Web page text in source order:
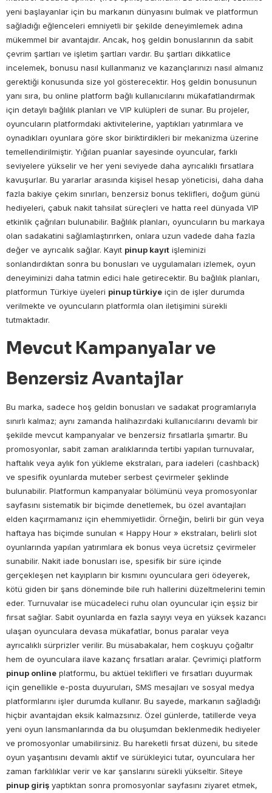
yeni başlayanlar için bu markanın dünyasını bulmak ve platformun
sağladığı eğlenceleri emniyetli bir şekilde deneyimlemek adına
mükemmel bir avantajdır. Ancak, hoş geldin bonuslarının da sabit
çevrim şartları ve işletim şartları vardır. Bu şartları dikkatlice
incelemek, bonusu nasıl kullanmanız ve kazançlarınızı nasıl almanız
gerektiği konusunda size yol gösterecektir. Hoş geldin bonusunun
yanı sıra, bu online platform bağlı kullanıcılarını mükafatlandırmak
için detaylı bağlılık planları ve VIP kulüpleri de sunar. Bu projeler,
oyuncuların platformdaki aktivitelerine, yaptıkları yatırımlara ve
oynadıkları oyunlara göre skor biriktirdikleri bir mekanizma üzerine
temellendirilmiştir. Yığılan puanlar sayesinde oyuncular, farklı
seviyelere yükselir ve her yeni seviyede daha ayrıcalıklı fırsatlara
kavuşurlar. Bu yararlar arasında kişisel hesap yöneticisi, daha daha
fazla bakiye çekim sınırları, benzersiz bonus teklifleri, doğum günü
hediyeleri, çabuk nakit tahsilat süreçleri ve hatta reel dünyada VIP
etkinlik çağrıları bulunabilir. Bağlılık planları, oyuncuların bu markaya
olan sadakatini sağlamlaştırırken, onlara uzun vadede daha fazla
değer ve ayrıcalık sağlar. Kayıt pinup kayıt işleminizi
sonlandırdıktan sonra bu bonusları ve uygulamaları izlemek, oyun
deneyiminizi daha tatmin edici hale getirecektir. Bu bağlılık planları,
platformun Türkiye üyeleri pinup türkiye için de işler durumda
verilmekte ve oyuncuların platformla olan iletişimini sürekli
tutmaktadır.
Mevcut Kampanyalar ve
Benzersiz Avantajlar
Bu marka, sadece hoş geldin bonusları ve sadakat programlarıyla
sınırlı kalmaz; aynı zamanda halihazırdaki kullanıcılarını devamlı bir
şekilde mevcut kampanyalar ve benzersiz fırsatlarla şımartır. Bu
promosyonlar, sabit zaman aralıklarında tertibi yapılan turnuvalar,
haftalık veya aylık fon yükleme ekstraları, para iadeleri (cashback)
ve spesifik oyunlarda muteber serbest çevirmeler şeklinde
bulunabilir. Platformun kampanyalar bölümünü veya promosyonlar
sayfasını sistematik bir biçimde denetlemek, bu özel avantajları
elden kaçırmamanız için ehemmiyetlidir. Örneğin, belirli bir gün veya
haftaya has biçimde sunulan « Happy Hour » ekstraları, belirli slot
oyunlarında yapılan yatırımlara ek bonus veya ücretsiz çevirmeler
sunabilir. Nakit iade bonusları ise, spesifik bir süre içinde
gerçekleşen net kayıpların bir kısmını oyunculara geri ödeyerek,
kötü giden bir şans döneminde bile ruh hallerini düzeltmelerini temin
eder. Turnuvalar ise mücadeleci ruhu olan oyuncular için eşsiz bir
fırsat sağlar. Sabit oyunlarda en fazla sayıyı veya en yüksek kazancı
ulaşan oyunculara devasa mükafatlar, bonus paralar veya
ayrıcalıklı sürprizler verilir. Bu müsabakalar, hem coşkuyu çoğaltır
hem de oyunculara ilave kazanç fırsatları aralar. Çevrimiçi platform
pinup online platformu, bu aktüel teklifleri ve fırsatları duyurmak
için genellikle e-posta duyuruları, SMS mesajları ve sosyal medya
platformlarını işler durumda kullanır. Bu sayede, markanın sağladığı
hiçbir avantajdan eksik kalmazsınız. Özel günlerde, tatillerde veya
yeni oyun lansmanlarında da bu oluşumdan beklenmedik hediyeler
ve promosyonlar umabilirsiniz. Bu hareketli fırsat düzeni, bu sitede
oyun yaşantısını devamlı aktif ve sürükleyici tutar, oyunculara her
zaman farklılıklar verir ve kar şanslarını sürekli yükseltir. Siteye
pinup giriş yaptıktan sonra promosyonlar sayfasını ziyaret etmek,